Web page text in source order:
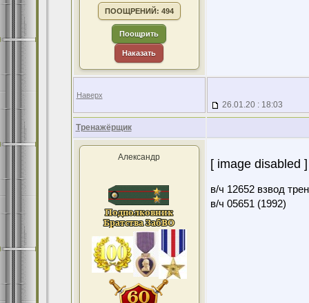
ПООЩРЕНИЙ: 494
Поощрить
Наказать
Наверх
26.01.20 : 18:03
Тренажёрщик
Александр [ image disabled ]
в/ч 12652 взвод
в/ч 05651 (1992)